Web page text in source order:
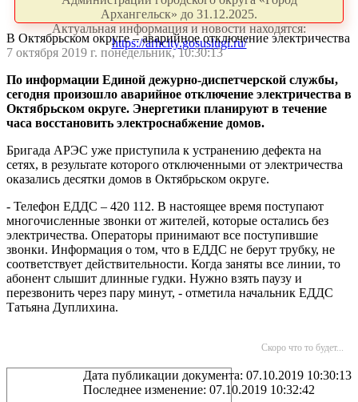
Архангельск» до 31.12.2025.
Актуальная информация и новости находятся:
https://arhcity.gosuslugi.ru/
В Октябрьском округе – аварийное отключение электричества
7 октября 2019 г. понедельник, 10:30:13
По информации Единой дежурно-диспетчерской службы,
сегодня произошло аварийное отключение электричества в
Октябрьском округе. Энергетики планируют в течение
часа восстановить электроснабжение домов.
Бригада АРЭС уже приступила к устранению дефекта на
сетях, в результате которого отключенными от электричества
оказались десятки домов в Октябрьском округе.
- Телефон ЕДДС – 420 112. В настоящее время поступают
многочисленные звонки от жителей, которые остались без
электричества. Операторы принимают все поступившие
звонки. Информация о том, что в ЕДДС не берут трубку, не
соответствует действительности. Когда заняты все линии, то
абонент слышит длинные гудки. Нужно взять паузу и
перезвонить через пару минут, - отметила начальник ЕДДС
Татьяна Дуплихина.
Скоро что то будет...
Дата публикации документа: 07.10.2019 10:30:13
Последнее изменение: 07.10.2019 10:32:42